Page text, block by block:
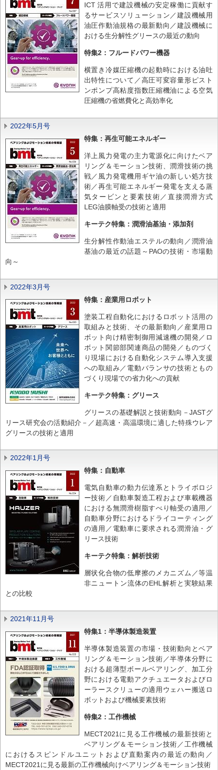
ICT 活用で建設機械の安定稼働に貢献す
るサービスソリューション／建設機械用
油圧作動油規格の最新動向／建設機械に
おける生分解性グリースの最近の動向
特集2：フルードパワー機器
横置き冷媒圧縮機の起動時における油吐
出特性について／高圧可変容量形ピスト
ンポンプ高粘度指数圧縮機油による空気
圧縮機の省燃費化と高効率化
2022年5月号
特集：再生可能エネルギー
洋上風力発電の主力電源化に向けたベア
リング＆モーション技術、潤滑技術の挑
戦／風力発電機用ギヤ油の新しい処方技
術／再生可能エネルギー発電を支える蒸
気タービンと要素技術／直接潤滑方式
LEG油膜軸受の技術と適用
キーテク特集：潤滑油基油・添加剤
生分解性作動油エステルの動向／潤滑油
基油の最近の話題～PAOの技術・市場動
向～
2022年3月号
特集：産業用ロボット
塗装工程自動化におけるロボット活用の
取組みと技術、その最新動向／産業用ロ
ボット向け精密制御用減速機の開発／ロ
ボット関節部関連商品の開発／ものづく
り現場における自動化システム導入支援
への取組み／電動バランサの技術ともの
づくり現場での省力化への貢献
キーテク特集：グリース
グリースの基礎解説と技術動向－JASTグ
リース研究会の活動紹介－／超高速・高温環境に適した特殊ウレア
グリースの技術と適用
2022年1月号
特集：自動車
電気自動車の動力伝達系とトライボロジ
ー技術／自動車製造工程および車載機器
における無潤滑樹脂すべり軸受の適用／
自動車分野におけるドライコーティング
の適用／電動車に要求される潤滑油・グ
リース技術
キーテク特集：解析技術
層状化合物の低摩擦のメカニズム／等温
非ニュートン流体のEHL解析と実験結果
との比較
2021年11月号
特集1：半導体製造装置
半導体製造装置の市場・技術動向とベア
リング＆モーション技術／半導体分野に
おける超薄型ボールベアリング、加工分
野における電動アクチュエータおよびロ
ーラースクリューの適用ウェハー搬送ロ
ボットおよび機械要素技術
特集2：工作機械
MECT2021に見る工作機械の最新技術と
ベアリング＆モーション技術／工作機械
におけるスピンドルユニットおよび直動案内の最近の動向／
MECT2021に見る最新の工作機械向けベアリング＆モーション技術